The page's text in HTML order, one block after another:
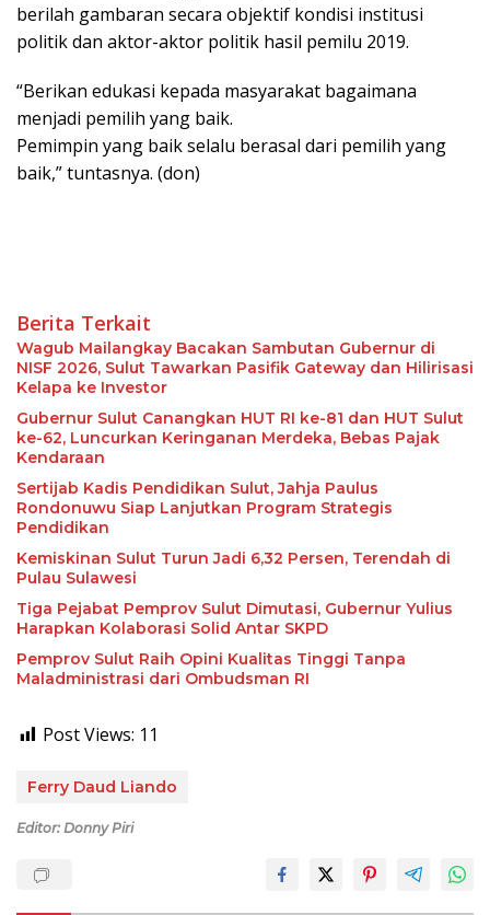
berilah gambaran secara objektif kondisi institusi
politik dan aktor-aktor politik hasil pemilu 2019.
“Berikan edukasi kepada masyarakat bagaimana
menjadi pemilih yang baik.
Pemimpin yang baik selalu berasal dari pemilih yang
baik,” tuntasnya. (don)
Berita Terkait
Wagub Mailangkay Bacakan Sambutan Gubernur di
NISF 2026, Sulut Tawarkan Pasifik Gateway dan Hilirisasi
Kelapa ke Investor
Gubernur Sulut Canangkan HUT RI ke-81 dan HUT Sulut
ke-62, Luncurkan Keringanan Merdeka, Bebas Pajak
Kendaraan
Sertijab Kadis Pendidikan Sulut, Jahja Paulus
Rondonuwu Siap Lanjutkan Program Strategis
Pendidikan
Kemiskinan Sulut Turun Jadi 6,32 Persen, Terendah di
Pulau Sulawesi
Tiga Pejabat Pemprov Sulut Dimutasi, Gubernur Yulius
Harapkan Kolaborasi Solid Antar SKPD
Pemprov Sulut Raih Opini Kualitas Tinggi Tanpa
Maladministrasi dari Ombudsman RI
Post Views: 11
Ferry Daud Liando
Editor: Donny Piri